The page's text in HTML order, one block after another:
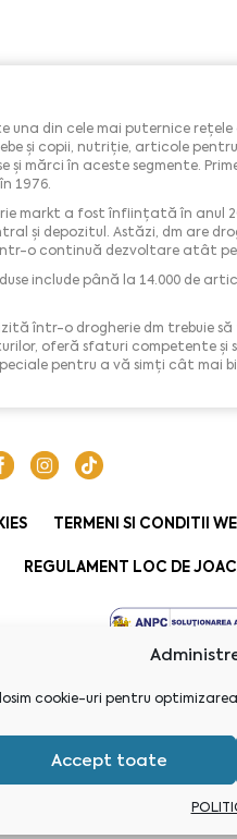
cookie-uri pentru
Accept toate
una din cele mai puternice
și copii, nutriție, articole
și mărci în aceste segmente.
1976.
markt a fost înființată în anul
și depozitul. Astăzi, dm are
o continuă dezvoltare atât
include până la 14.000 de
într-o drogherie dm trebuie
oferă sfaturi competente și
pentru a vă simți cât mai
TERMENI SI CONDITII
REGULAMENT LOC DE